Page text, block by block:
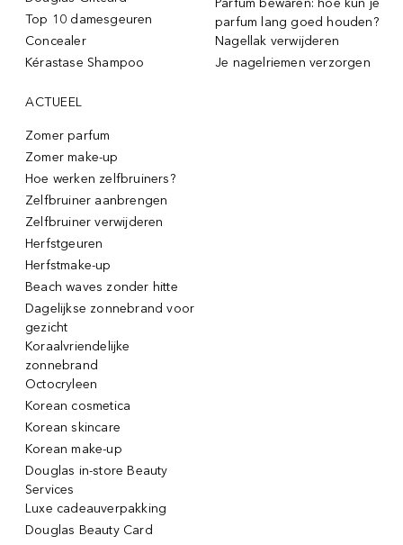
Top 10 damesgeuren
Concealer
Kérastase Shampoo
Parfum bewaren: hoe kun je
parfum lang goed houden?
Nagellak verwijderen
Je nagelriemen verzorgen
ACTUEEL
Zomer parfum
Zomer make-up
Hoe werken zelfbruiners?
Zelfbruiner aanbrengen
Zelfbruiner verwijderen
Herfstgeuren
Herfstmake-up
Beach waves zonder hitte
Dagelijkse zonnebrand voor
gezicht
Koraalvriendelijke
zonnebrand
Octocryleen
Korean cosmetica
Korean skincare
Korean make-up
Douglas in-store Beauty
Services
Luxe cadeauverpakking
Douglas Beauty Card